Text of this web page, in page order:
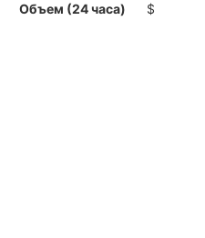
Объем (24 часа) $